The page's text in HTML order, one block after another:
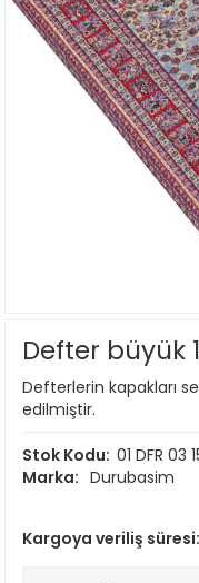
Defter büyük
Defterlerin kapakları
edilmiştir.
Stok Kodu:01 DFR 03
Marka: Durubasim
Kargoya veriliş süresi: